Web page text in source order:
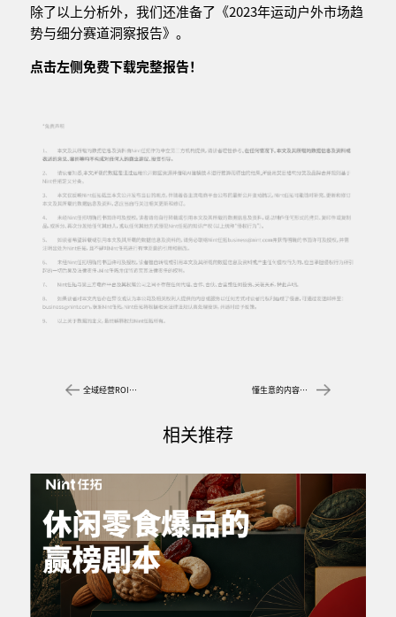
除了以上分析外，我们还准备了《2023年运动户外市场趋
势与细分赛道洞察报告》。
点击左侧免费下载完整报告！
全域经营ROI翻倍指南 懂生意的内容标签，锚定食饮增长新赛道
相关推荐